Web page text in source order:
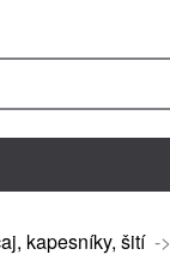
kapesníky, šití->